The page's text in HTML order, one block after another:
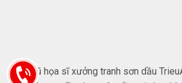
Đội ngũ họa sĩ xưởng tranh sơn dầu